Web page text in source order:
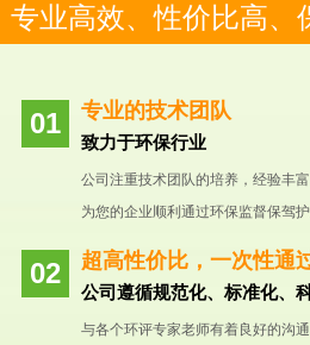
专业高效、性价比高、
专业的技术团队
致力于环保行业
公司注重技术团队的培养，经验丰
为您的企业顺利通过环保监督保驾
超高性价比，一次性通
公司遵循规范化、标准化、
与各个环评专家老师有着良好的沟